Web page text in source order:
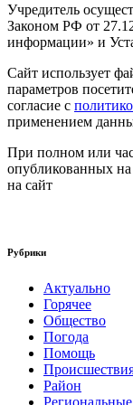
Учредитель
Законом РФ от
информации» и
Сайт использует
параметров
согласие с
применением
При полном или
опубликованных на
на сайт
Рубрики
Актуально
Горячее
Общество
Погода
Помощь
Район
Региональные